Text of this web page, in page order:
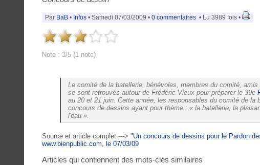
Par BaB • Infos • Samedi 07/03/2009 • 0 commentaires • Lu 3989 fois •
Note : 3/5 (1 note)
Le comité de la batellerie, bénévoles, membres du comité,
se sont retrouvés autour de Frédéric Vieux pour préparer le 39e
au 20 et 21 juin. Cette année, les responsables du comité de la
concours de dessins ayant pour thème : « la batellerie, la
l'eau ».
Source et article complet ---> "Un concours de dessins pour le Pardon
www.bienpublic.com, le 07/03/09
Articles qui contiennent des mots-clés similaires